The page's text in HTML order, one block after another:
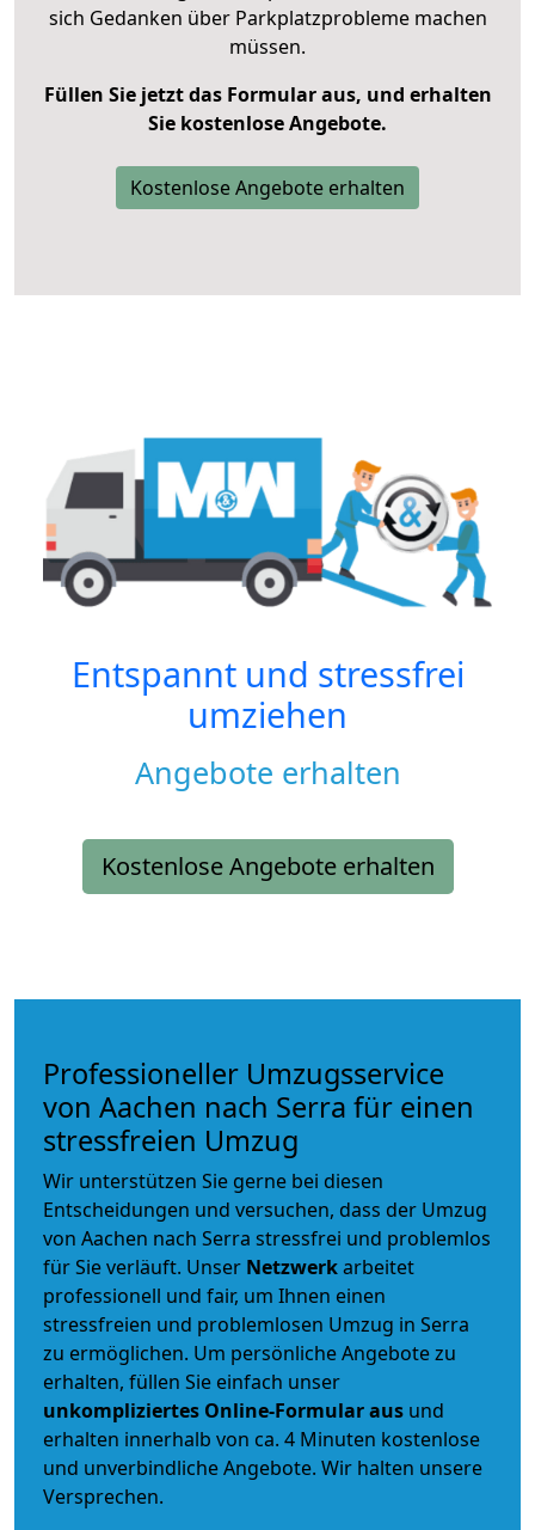
sich Gedanken über Parkplatzprobleme machen
müssen.
Füllen Sie jetzt das Formular aus, und erhalten
Sie kostenlose Angebote.
Kostenlose Angebote erhalten
Entspannt und stressfrei
umziehen
Angebote erhalten
Kostenlose Angebote erhalten
Professioneller Umzugsservice
von Aachen nach Serra für einen
stressfreien Umzug
Wir unterstützen Sie gerne bei diesen
Entscheidungen und versuchen, dass der Umzug
von Aachen nach Serra stressfrei und problemlos
für Sie verläuft. Unser Netzwerkarbeitet
professionell und fair, um Ihnen einen
stressfreien und problemlosen Umzug in Serra
zu ermöglichen. Um persönliche Angebote zu
erhalten, füllen Sie einfach unser
unkompliziertes Online-Formular aus und
erhalten innerhalb von ca. 4 Minuten kostenlose
und unverbindliche Angebote. Wir halten unsere
Versprechen.